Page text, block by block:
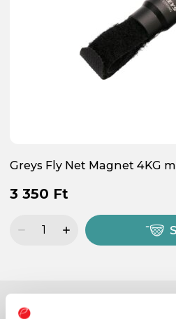
Greys Fly Net Magnet 4KG
3 350 Ft